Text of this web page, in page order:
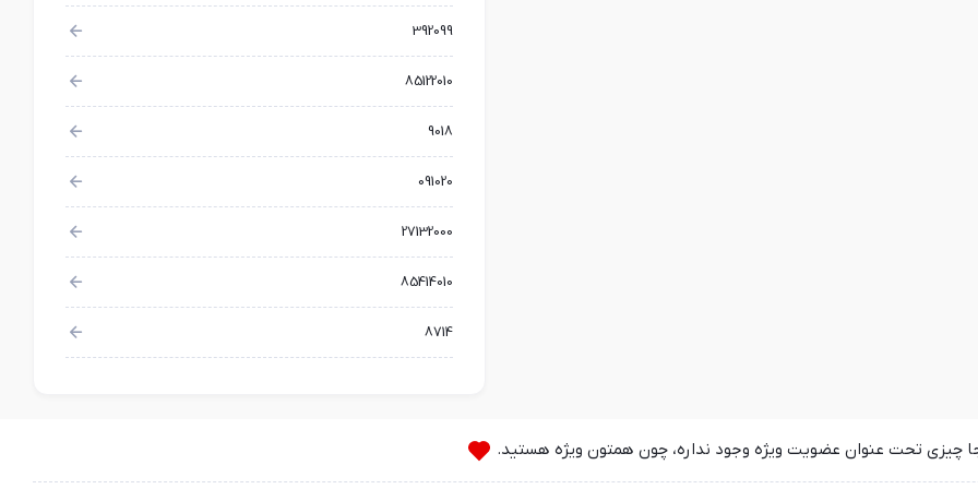
392099
85122010
9018
091020
27132000
85414010
8714
چیزی تحت عنوان عضویت ویژه وجود نداره، چون همتون ویژه هستید.